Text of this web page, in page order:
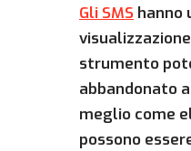
Gli SMS hanno
strumento
abbandonato
meglio come
possono